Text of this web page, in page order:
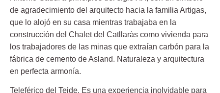
de agradecimiento del arquitecto hacia la familia Artigas,
que lo alojó en su casa mientras trabajaba en la
construcción del Chalet del Catllaràs como vivienda para
los trabajadores de las minas que extraían carbón para la
fábrica de cemento de Asland. Naturaleza y arquitectura
en perfecta armonía.
Teleférico del Teide. Es una experiencia inolvidable para